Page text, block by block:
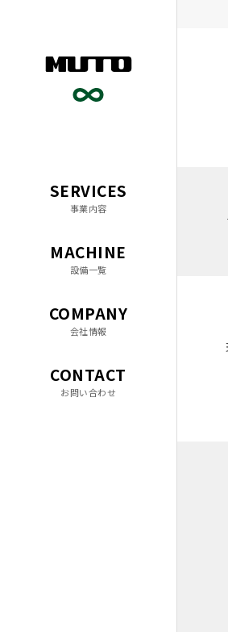
SERVICES
事業内容
MACHINE
設備一覧
COMPANY
会社情報
CONTACT
お問い合わせ